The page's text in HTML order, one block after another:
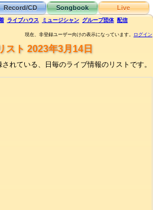
Record/CD Songbook Live
ライブハウス ミュージシャン グループ団体 配信
現在、非登録ユーザー向けの表示になっています。 ログイン
スト 2023年3月14日
れている、日毎のライブ情報のリストです。